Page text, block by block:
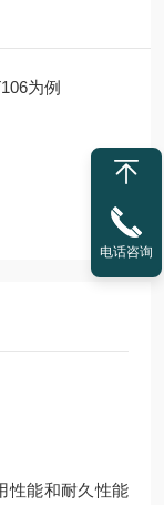
为例
能和耐久性能
电话咨询